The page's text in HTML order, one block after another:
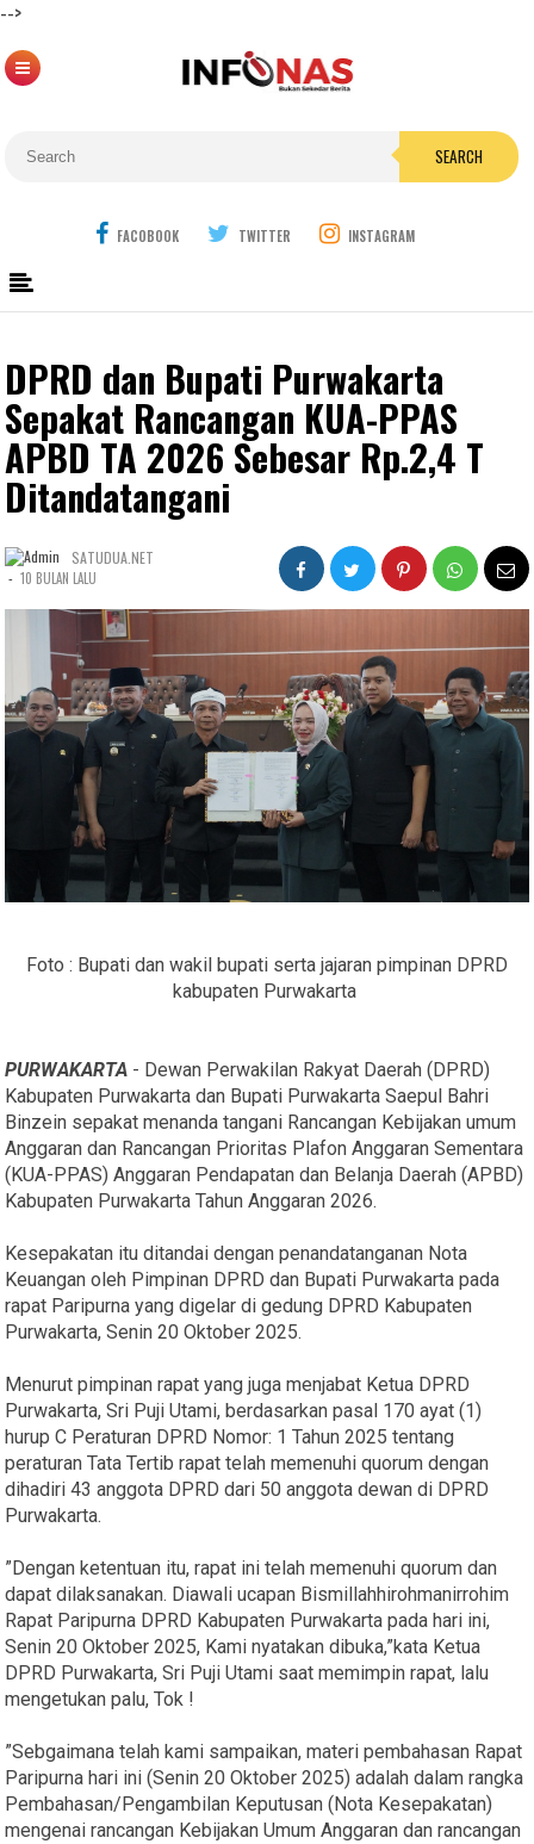
-->
SEARCH
FACOBOOK TWITTER INSTAGRAM
DPRD dan Bupati Purwakarta
Sepakat Rancangan KUA-PPAS
APBD TA 2026 Sebesar Rp.2,4 T
Ditandatangani
SATUDUA.NET
- 10 BULAN LALU
Foto : Bupati dan wakil bupati serta jajaran pimpinan DPRD
kabupaten Purwakarta
PURWAKARTA - Dewan Perwakilan Rakyat Daerah (DPRD)
Kabupaten Purwakarta dan Bupati Purwakarta Saepul Bahri
Binzein sepakat menanda tangani Rancangan Kebijakan umum
Anggaran dan Rancangan Prioritas Plafon Anggaran Sementara
(KUA-PPAS) Anggaran Pendapatan dan Belanja Daerah (APBD)
Kabupaten Purwakarta Tahun Anggaran 2026.
Kesepakatan itu ditandai dengan penandatanganan Nota
Keuangan oleh Pimpinan DPRD dan Bupati Purwakarta pada
rapat Paripurna yang digelar di gedung DPRD Kabupaten
Purwakarta, Senin 20 Oktober 2025.
Menurut pimpinan rapat yang juga menjabat Ketua DPRD
Purwakarta, Sri Puji Utami, berdasarkan pasal 170 ayat (1)
hurup C Peraturan DPRD Nomor: 1 Tahun 2025 tentang
peraturan Tata Tertib rapat telah memenuhi quorum dengan
dihadiri 43 anggota DPRD dari 50 anggota dewan di DPRD
Purwakarta.
”Dengan ketentuan itu, rapat ini telah memenuhi quorum dan
dapat dilaksanakan. Diawali ucapan Bismillahhirohmanirrohim
Rapat Paripurna DPRD Kabupaten Purwakarta pada hari ini,
Senin 20 Oktober 2025, Kami nyatakan dibuka,”kata Ketua
DPRD Purwakarta, Sri Puji Utami saat memimpin rapat, lalu
mengetukan palu, Tok !
”Sebgaimana telah kami sampaikan, materi pembahasan Rapat
Paripurna hari ini (Senin 20 Oktober 2025) adalah dalam rangka
Pembahasan/Pengambilan Keputusan (Nota Kesepakatan)
mengenai rancangan Kebijakan Umum Anggaran dan rancangan